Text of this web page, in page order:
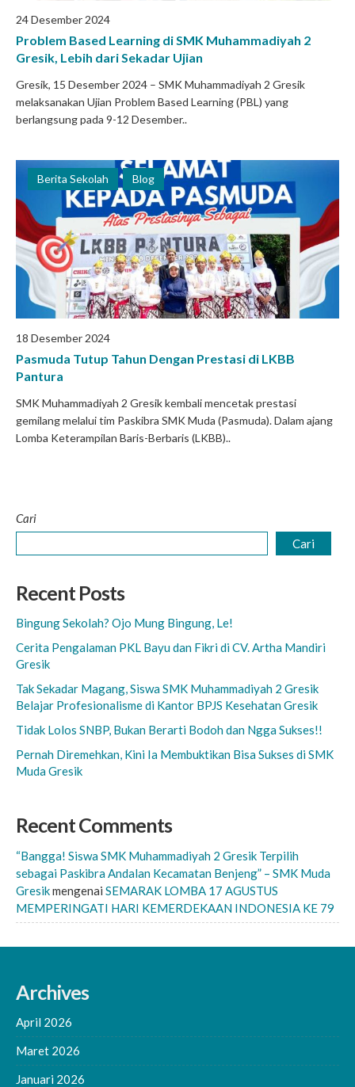
24 Desember 2024
Problem Based Learning di SMK Muhammadiyah 2
Gresik, Lebih dari Sekadar Ujian
Gresik, 15 Desember 2024 – SMK Muhammadiyah 2 Gresik
melaksanakan Ujian Problem Based Learning (PBL) yang
berlangsung pada 9-12 Desember..
Berita Sekolah Blog
18 Desember 2024
Pasmuda Tutup Tahun Dengan Prestasi di LKBB
Pantura
SMK Muhammadiyah 2 Gresik kembali mencetak prestasi
gemilang melalui tim Paskibra SMK Muda (Pasmuda). Dalam ajang
Lomba Keterampilan Baris-Berbaris (LKBB)..
Cari
Cari
Recent Posts
Bingung Sekolah? Ojo Mung Bingung, Le!
Cerita Pengalaman PKL Bayu dan Fikri di CV. Artha Mandiri
Gresik
Tak Sekadar Magang, Siswa SMK Muhammadiyah 2 Gresik
Belajar Profesionalisme di Kantor BPJS Kesehatan Gresik
Tidak Lolos SNBP, Bukan Berarti Bodoh dan Ngga Sukses!!
Pernah Diremehkan, Kini Ia Membuktikan Bisa Sukses di SMK
Muda Gresik
Recent Comments
“Bangga! Siswa SMK Muhammadiyah 2 Gresik Terpilih
sebagai Paskibra Andalan Kecamatan Benjeng” – SMK Muda
Gresikmengenai SEMARAK LOMBA 17 AGUSTUS
MEMPERINGATI HARI KEMERDEKAAN INDONESIA KE 79
Archives
April 2026
Maret 2026
Januari 2026